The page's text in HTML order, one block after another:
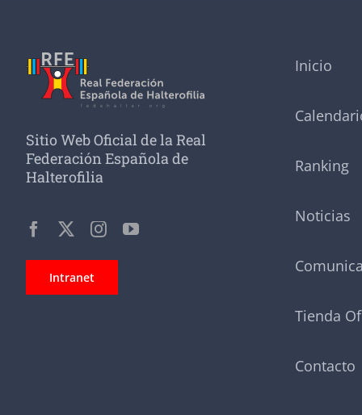
Sitio Web Oficial de la Real
Federación Española de
Halterofilia
Intranet
Inicio
Ranking
Noticias
Tienda
Contacto